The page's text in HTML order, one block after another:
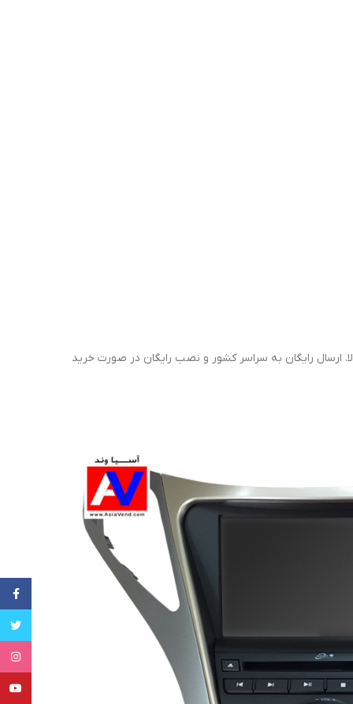
ارسال رایگان به سراسر کشور و نصب رایگان در صورت خرید